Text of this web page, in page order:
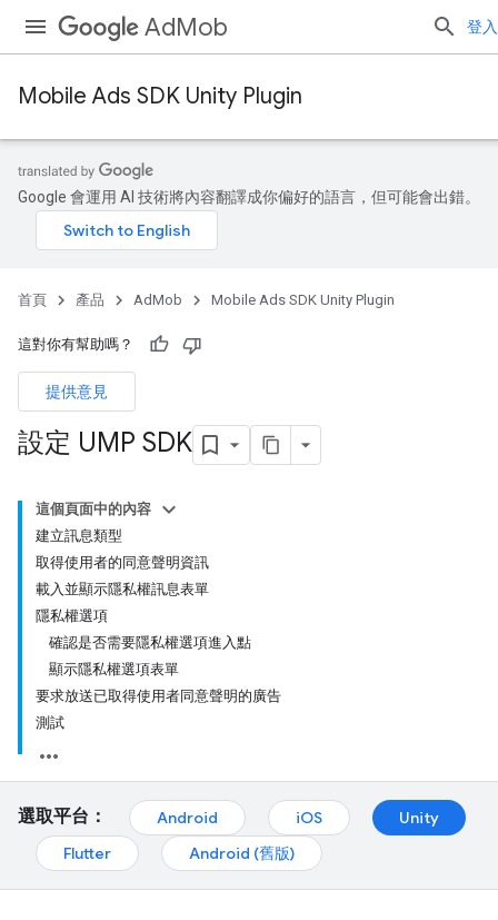
AdMob 登入
Mobile Ads SDK Unity Plugin
Google 會運用 AI 技術將內容翻譯成你偏好的語言，但可能會出錯。
首頁 產品 AdMob Mobile Ads SDK Unity Plugin
這對你有幫助嗎？
提供意見
設定 UMP SDK
這個頁面中的內容
建立訊息類型
取得使用者的同意聲明資訊
載入並顯示隱私權訊息表單
隱私權選項
確認是否需要隱私權選項進入點
顯示隱私權選項表單
要求放送已取得使用者同意聲明的廣告
測試
選取平台： Android iOS
Unity
Flutter
Android (舊版)